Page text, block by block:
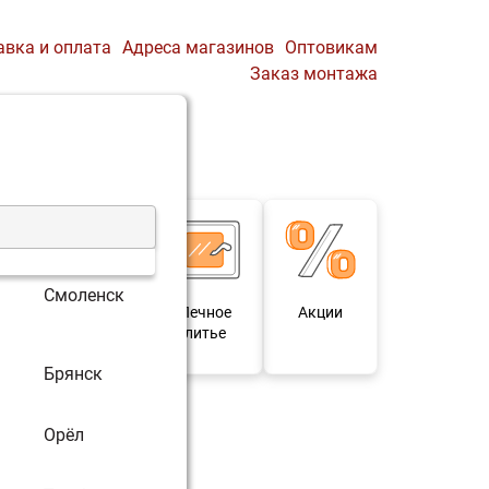
Смоленск
Брянск
Орёл
и оплата Адреса магазинов Оптовикам
Заказ монтажа
Печное
литье
Акции